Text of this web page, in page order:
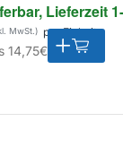
Lieferzeit
pro Einheit
14,75€